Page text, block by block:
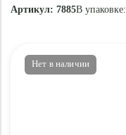
Артикул: 7885В упаковке:
Нет в наличии